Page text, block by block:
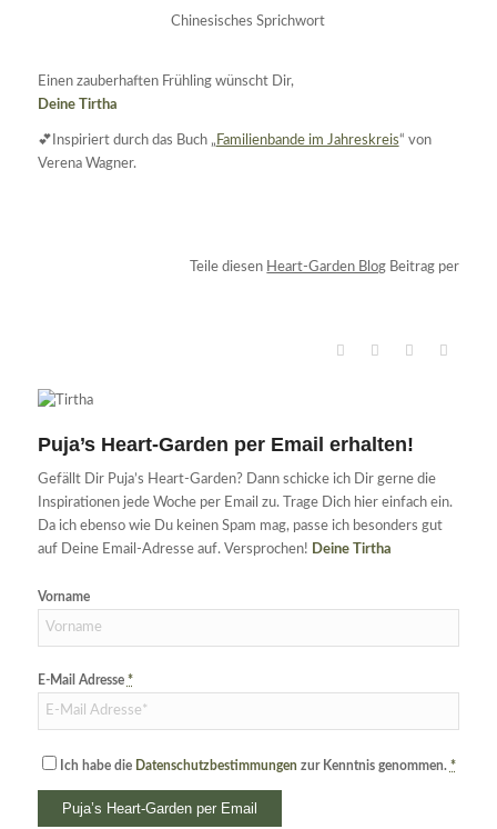
Chinesisches Sprichwort
Einen zauberhaften Frühling wünscht Dir,
Deine Tirtha
💕Inspiriert durch das Buch „ Familienbande im Jahreskreis“ von
Verena Wagner.
Teile diesen Heart-Garden Blog Beitrag per
Puja’s Heart-Garden per Email erhalten!
Gefällt Dir Puja’s Heart-Garden? Dann schicke ich Dir gerne die
Inspirationen jede Woche per Email zu. Trage Dich hier einfach ein.
Da ich ebenso wie Du keinen Spam mag, passe ich besonders gut
auf Deine Email-Adresse auf. Versprochen! Deine Tirtha
Vorname
E-Mail Adresse *
Ich habe die Datenschutzbestimmungen zur Kenntnis genommen. *